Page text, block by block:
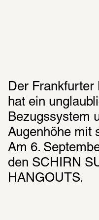
Der Frankfurter
hat ein
Bezugssystem
Augenhöhe mit
Am 6.
den SCHIRN
HANGOUTS.